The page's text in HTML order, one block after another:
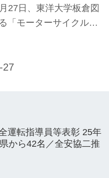
27日、東洋大学板倉図
「モーターサイクルカ
ンパスで共催し、若者
の魅力の普及活動を加
運転指導員等表彰 25年
から42名／全安協二推